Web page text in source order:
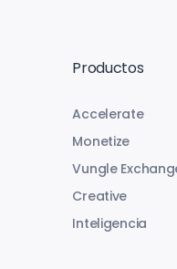
Productos
Accelerate
Monetize
Vungle
Creative
Inteligencia